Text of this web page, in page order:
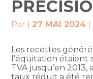
Par 27 MAI 2024
Les recettes
l’équitation
TVA jusqu’en
taux réduit a été